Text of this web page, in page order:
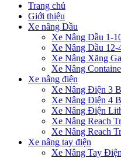
Trang chủ
Giới thiệu
Xe nâng Dầu
Xe Nâng Dầu 1-
Xe Nâng Dầu 12-
Xe Nâng Xăng
Xe Nâng
Xe nâng điện
Xe Nâng Điện 3
Xe Nâng Điện 4
Xe Nâng Điện
Xe Nâng Reach
Xe Nâng Reach
Xe nâng tay điện
Xe Nâng Tay